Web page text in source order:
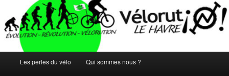
principal
Les perles du vélo Qui sommes nous ?